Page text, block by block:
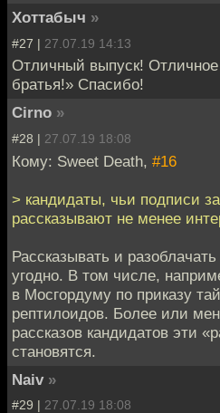
Хоттабыч »
#27 | 27.07.19 14:13
Отличный выпуск! Отличное
братья!» Спасибо!
Cirno »
#28 | 27.07.19 18:08
Кому: Sweet Death, #16
> кандидаты, чьи подписи
рассказывают не менее
Рассказывать и
угодно. В том числе,
в Мосгордуму по приказу
рептилоидов. Более или
рассказов кандидатов эти
становятся.
Naiv »
#29 | 27.07.19 18:08